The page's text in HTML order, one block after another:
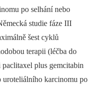
po selhání nebo
studie fáze III
šest cyklů
terapii (léčba do
plus gemcitabin
uroteliálního karcinomu po